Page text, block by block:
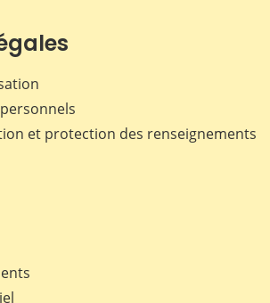
et protection des renseignements